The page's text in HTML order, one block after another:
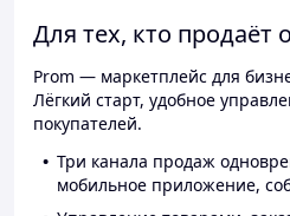
Для тех, кто продаёт
Prom — маркетплейс для
Лёгкий старт, удобное
покупателей.
Три канала продаж
мобильное приложение,